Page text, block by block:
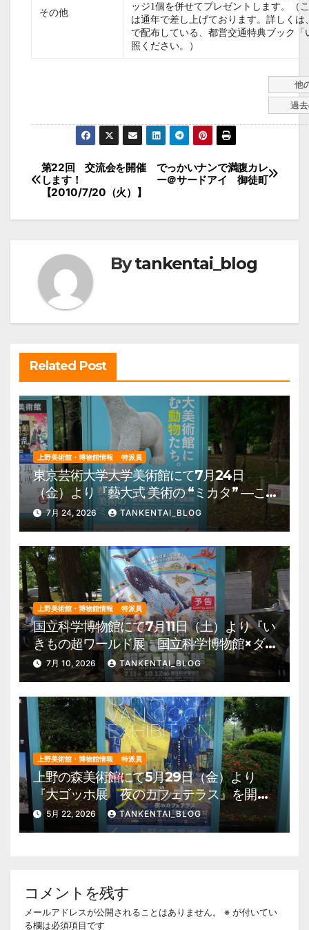
その他
ッジ1個を併せてプレゼントします。（
は通年で差し上げております。詳しくは
で配布している、都営交通特典ブック「
照ください。）
他
過
投
稿
ー
シ
でっかいナンで満腹カレ
ー＠サードアイ 御徒町
第22回 交流会を開催
します！
【2010/7/20（火）】
Bytankentai_blog
Related Post
上野美術館・博物館情報 特派員
東京芸術大学大学美術館にて7月24日
（金）より『藝大式 美術の “ミカタ” ―こ
の夏、藝大生になる―』を開催。 上野公
園 美術館・博物館 混雑情報他
7月 24, 2026 TANKENTAI_BLOG
上野美術館・博物館情報 特派員
国立科学博物館にて7月11日（土）より『い
きもの超ワールド展 国立科学博物館×ダ
ーウィンが来た！』を開催。 上野公園
美術館・博物館 混雑情報他
7月 10, 2026 TANKENTAI_BLOG
上野美術館・博物館情報 特派員
上野の森美術館にて5月29日（金）より
『大ゴッホ展 夜のカフェテラス』を開
催。 上野公園 美術館・博物館 混雑情
報他
5月 22, 2026 TANKENTAI_BLOG
コメントを残す
メールアドレスが公開されることはありません。 ※ が付いてい
る欄は必須項目です